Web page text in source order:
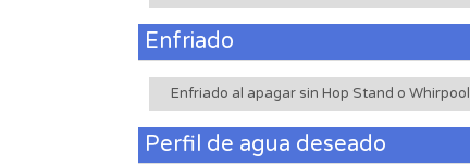
Enfriado
Enfriado al apagar sin Hop Stand o Whirpool
Perfil de agua deseado